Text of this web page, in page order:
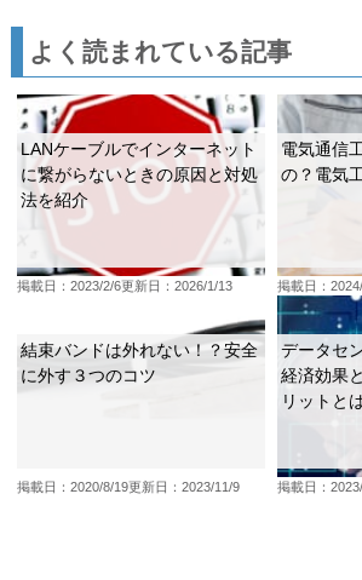
よく読まれている記事
LANケーブルでインターネット
に繋がらないときの原因と対処
法を紹介
掲載日：2023/2/6更新日：2026/1/13
電気通信
の？電気
掲載日：
結束バンドは外れない！？安全
に外す３つのコツ
掲載日：2020/8/19更新日：2023/11/9
データセ
経済効果
リットと
掲載日：